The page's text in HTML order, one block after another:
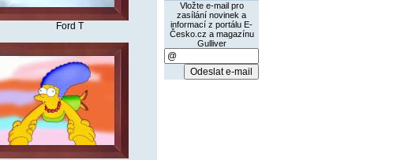
Ford T
Vložte e-mail pro
zasílání novinek a
informací z portálu E-
Česko.cz a magazínu
Gulliver